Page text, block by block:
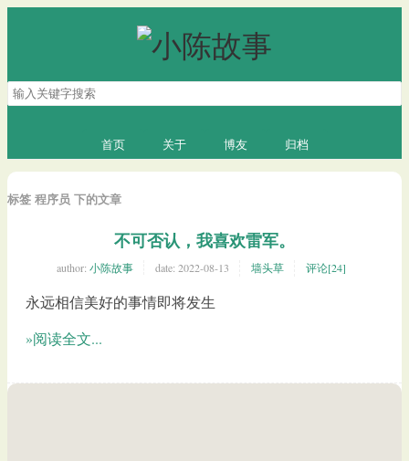
搜
索
字
首页 关于 博友 归档
标签 程序员 下的文章
不可否认，我喜欢雷军。
author: 小陈故事 date: 2022-08-13 墙头草 评论[24]
永远相信美好的事情即将发生
»阅读全文...